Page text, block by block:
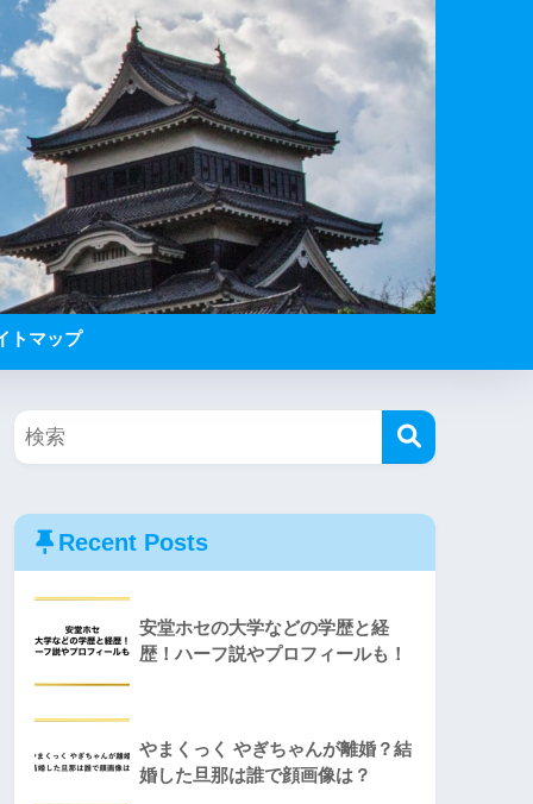
トマップ
Recent Posts
安堂ホセの大学などの学歴と経
歴！ハーフ説やプロフィールも！
やまくっく やぎちゃんが離婚？結
婚した旦那は誰で顔画像は？